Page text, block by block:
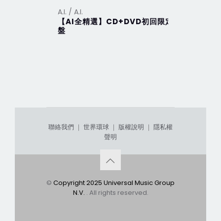
A.I. / A.I.
【AI全精選】CD+DVD初回限定
盤
聯絡我們 ｜ 世界環球 ｜ 版權說明 ｜ 隱私權
聲明
© Copyright 2025 Universal Music Group
N.V. . All rights reserved.